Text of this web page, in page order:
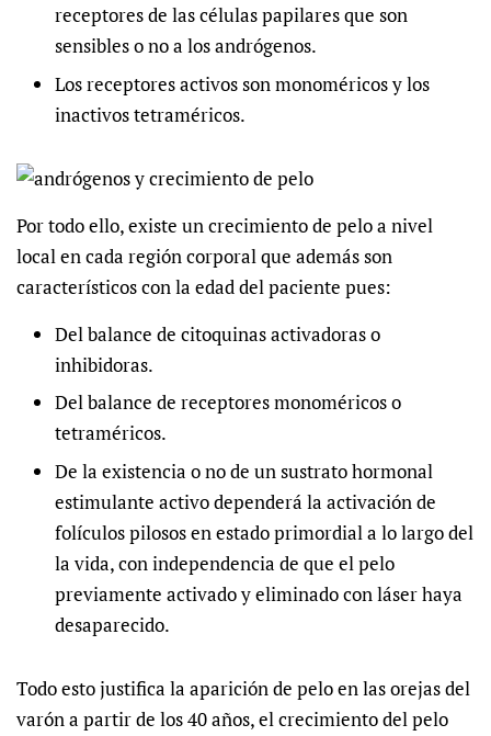
receptores de las células papilares que son
sensibles o no a los andrógenos.
Los receptores activos son monoméricos y los
inactivos tetraméricos.
Por todo ello, existe un crecimiento de pelo a nivel
local en cada región corporal que además son
característicos con la edad del paciente pues:
Del balance de citoquinas activadoras o
inhibidoras.
Del balance de receptores monoméricos o
tetraméricos.
De la existencia o no de un sustrato hormonal
estimulante activo dependerá la activación de
folículos pilosos en estado primordial a lo largo del
la vida, con independencia de que el pelo
previamente activado y eliminado con láser haya
desaparecido.
Todo esto justifica la aparición de pelo en las orejas del
varón a partir de los 40 años, el crecimiento del pelo